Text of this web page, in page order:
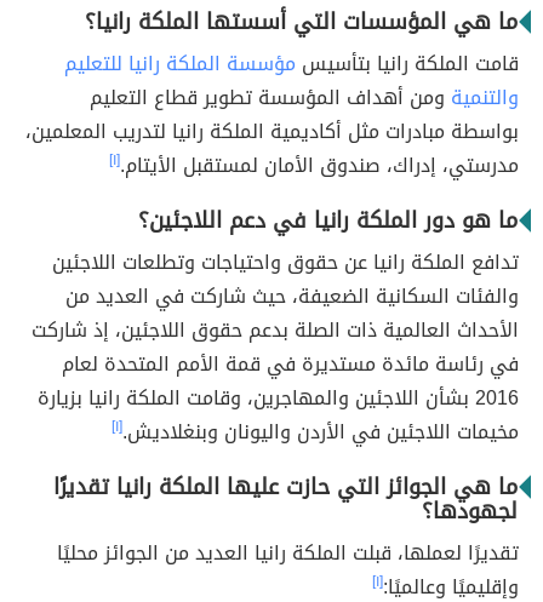
ما هي المؤسسات التي أسستها الملكة رانيا؟
قامت الملكة رانيا بتأسيس مؤسسة الملكة رانيا للتعليم
والتنمية ومن أهداف المؤسسة تطوير قطاع التعليم
بواسطة مبادرات مثل أكاديمية الملكة رانيا لتدريب المعلمين،
مدرستي، إدراك، صندوق الأمان لمستقبل الأيتام.[١]
ما هو دور الملكة رانيا في دعم اللاجئين؟
تدافع الملكة رانيا عن حقوق واحتياجات وتطلعات اللاجئين
والفئات السكانية الضعيفة، حيث شاركت في العديد من
الأحداث العالمية ذات الصلة بدعم حقوق اللاجئين، إذ شاركت
في رئاسة مائدة مستديرة في قمة الأمم المتحدة لعام
2016 بشأن اللاجئين والمهاجرين، وقامت الملكة رانيا بزيارة
مخيمات اللاجئين في الأردن واليونان وبنغلاديش.[١]
ما هي الجوائز التي حازت عليها الملكة رانيا تقديرًا
لجهودها؟
تقديرًا لعملها، قبلت الملكة رانيا العديد من الجوائز محليًا
وإقليميًا وعالميًا:[١]